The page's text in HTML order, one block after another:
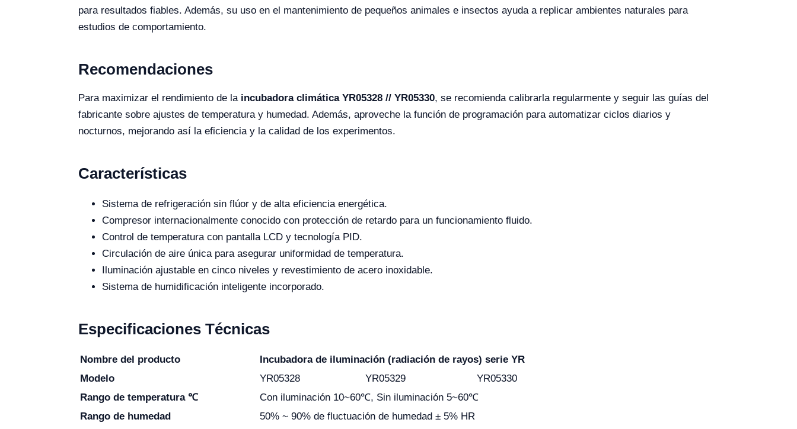
para resultados fiables. Además, su uso en el mantenimiento de pequeños animales e insectos ayuda a replicar ambientes naturales para
estudios de comportamiento.
Recomendaciones
Para maximizar el rendimiento de la incubadora climática YR05328 // YR05330, se recomienda calibrarla regularmente y seguir las guías del
fabricante sobre ajustes de temperatura y humedad. Además, aproveche la función de programación para automatizar ciclos diarios y
nocturnos, mejorando así la eficiencia y la calidad de los experimentos.
Características
Sistema de refrigeración sin flúor y de alta eficiencia energética.
Compresor internacionalmente conocido con protección de retardo para un funcionamiento fluido.
Control de temperatura con pantalla LCD y tecnología PID.
Circulación de aire única para asegurar uniformidad de temperatura.
Iluminación ajustable en cinco niveles y revestimiento de acero inoxidable.
Sistema de humidificación inteligente incorporado.
Especificaciones Técnicas
Nombre del producto
Incubadora de iluminación (radiación de rayos) serie YR
Modelo
YR05328 YR05329
YR05330
Rango de temperatura ℃
Con iluminación 10~60℃, Sin iluminación 5~60℃
Rango de humedad
50% ~ 90% de fluctuación de humedad ± 5% HR